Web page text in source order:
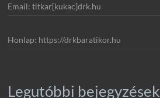
Email: titkar[kukac]drk.hu
Honlap: https://drkbaratikor.hu
Legutóbbi bejegyzések